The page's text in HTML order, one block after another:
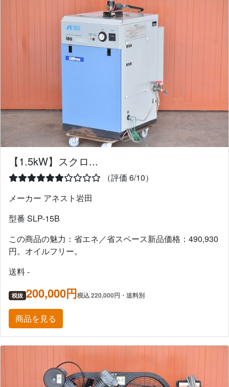
【1.5kW】スクロ...
（評価 6/10）
メーカー アネスト岩田
型番 SLP-15B
この商品の魅力：省エネ／省スペース新品価格：490,930
円。オイルフリー。
送料 -
税抜 200,000円税込 220,000円・送料別
商品を見る